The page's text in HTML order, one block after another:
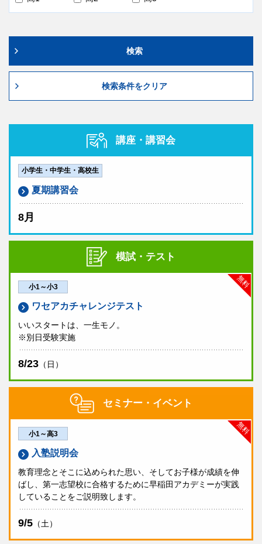
検索
検索条件をクリア
講座・講習会
小学生・中学生・高校生
夏期講習会
8月
模試・テスト
無料
小1～小3
ワセアカチャレンジテスト
いいスタートは、一生モノ。
※別日受験実施
8/23 （日）
セミナー・イベント
無料
小1～高3
入塾説明会
教育理念とそこに込められた思い、そしてお子様が成績を伸
ばし、第一志望校に合格するために早稲田アカデミーが実践
していることをご説明致します。
9/5 （土）